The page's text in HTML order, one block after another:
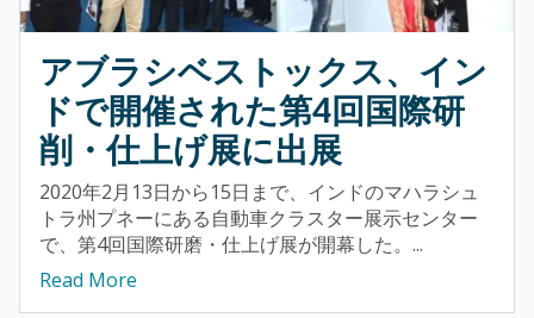
アブラシベストックス、イン
ドで開催された第4回国際研
削・仕上げ展に出展
2020年2月13日から15日まで、インドのマハラシュ
トラ州プネーにある自動車クラスター展示センター
で、第4回国際研磨・仕上げ展が開幕した。...
Read More